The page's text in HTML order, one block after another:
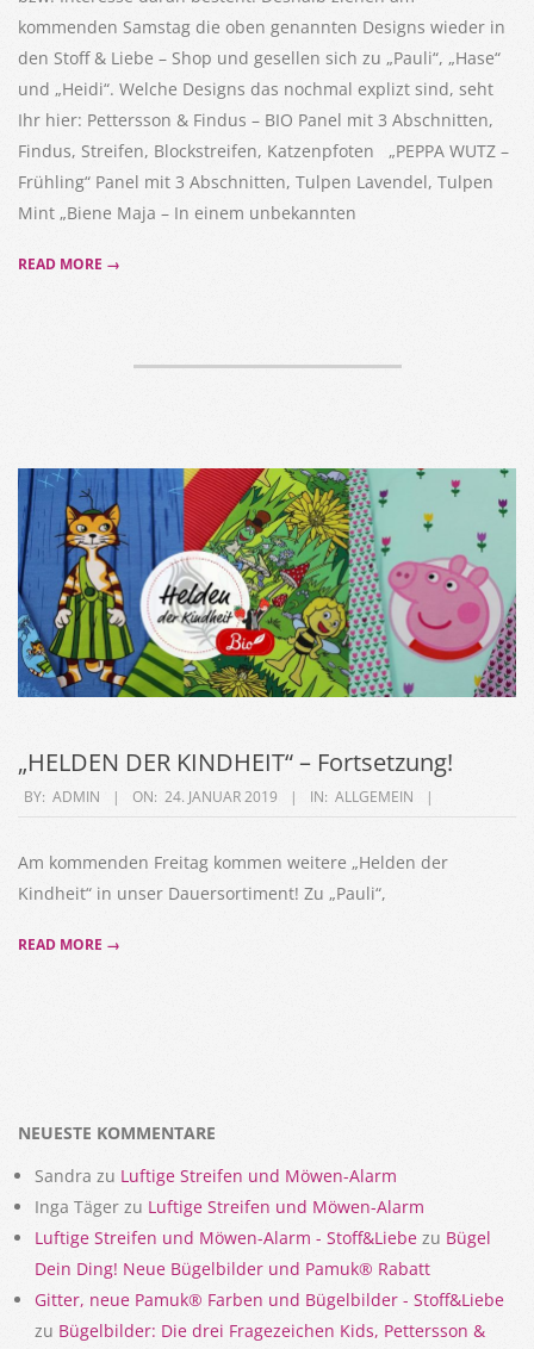
kommenden Samstag die oben genannten Designs wieder in
den Stoff & Liebe – Shop und gesellen sich zu „Pauli“, „Hase“
und „Heidi“. Welche Designs das nochmal explizt sind, seht
Ihr hier: Pettersson & Findus – BIO Panel mit 3 Abschnitten,
Findus, Streifen, Blockstreifen, Katzenpfoten „PEPPA WUTZ –
Frühling“ Panel mit 3 Abschnitten, Tulpen Lavendel, Tulpen
Mint „Biene Maja – In einem unbekannten
READ MORE →
„HELDEN DER KINDHEIT“ – Fortsetzung!
2019-
24
BY: ADMIN ON: 24. JANUAR 2019 IN: ALLGEMEIN
Am kommenden Freitag kommen weitere „Helden der
Kindheit“ in unser Dauersortiment! Zu „Pauli“,
READ MORE →
NEUESTE KOMMENTARE
Sandra zu Luftige Streifen und Möwen-Alarm
Inga Täger zu Luftige Streifen und Möwen-Alarm
Luftige Streifen und Möwen-Alarm - Stoff&Liebe zu Bügel
Dein Ding! Neue Bügelbilder und Pamuk® Rabatt
Gitter, neue Pamuk® Farben und Bügelbilder - Stoff&Liebe
zu Bügelbilder: Die drei Fragezeichen Kids, Pettersson &